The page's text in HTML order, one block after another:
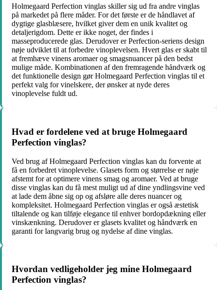
Holmegaard Perfection vinglas skiller sig ud fra andre vinglas
på markedet på flere måder. For det første er de håndlavet af
dygtige glasblæsere, hvilket giver dem en unik kvalitet og
detaljerigdom. Dette er ikke noget, der findes i
masseproducerede glas. Derudover er Perfection-seriens design
nøje udviklet til at forbedre vinoplevelsen. Hvert glas er skabt til
at fremhæve vinens aromaer og smagsnuancer på den bedst
mulige måde. Kombinationen af den fremragende håndværk og
det funktionelle design gør Holmegaard Perfection vinglas til et
perfekt valg for vinelskere, der ønsker at nyde deres
vinoplevelse fuldt ud.
Hvad er fordelene ved at bruge Holmegaard
Perfection vinglas?
Ved brug af Holmegaard Perfection vinglas kan du forvente at
få en forbedret vinoplevelse. Glasets form og størrelse er nøje
afstemt for at optimere vinens smag og aromaer. Ved at bruge
disse vinglas kan du få mest muligt ud af dine yndlingsvine ved
at lade dem åbne sig op og afsløre alle deres nuancer og
kompleksitet. Holmegaard Perfection vinglas er også æstetisk
tiltalende og kan tilføje elegance til enhver bordopdækning eller
vinskænkning. Derudover er glasets kvalitet og håndværk en
garanti for langvarig brug og nydelse af dine vinglas.
Hvordan vedligeholder jeg mine Holmegaard
Perfection vinglas?